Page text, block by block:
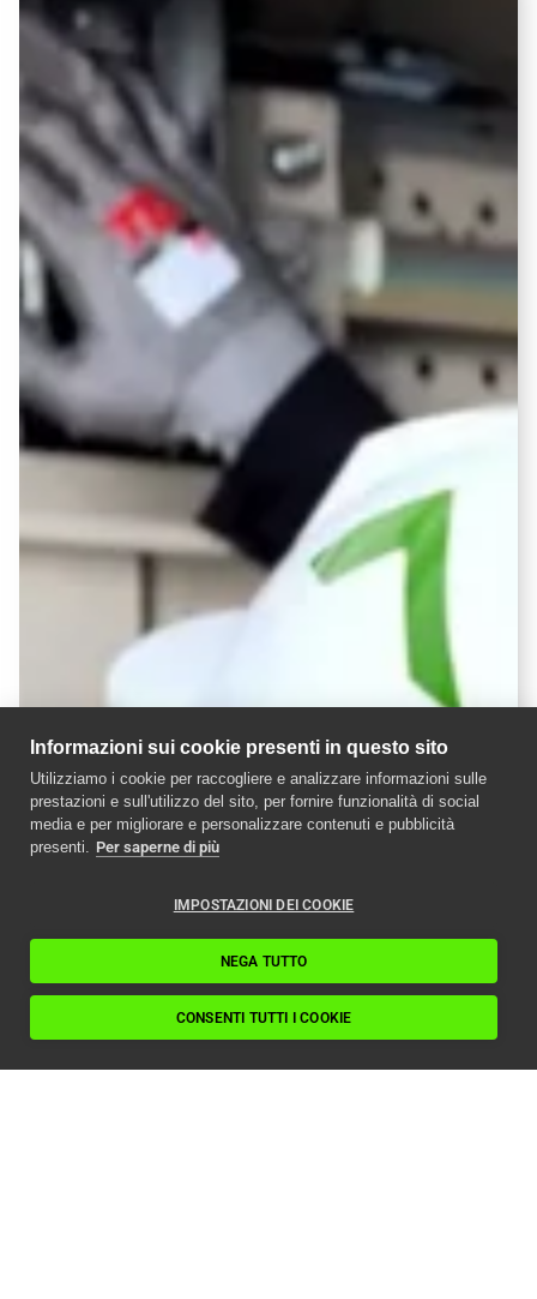
Informazioni sui cookie presenti in questo sito
Utilizziamo i cookie per raccogliere e analizzare informazioni sulle
prestazioni e sull'utilizzo del sito, per fornire funzionalità di social
media e per migliorare e personalizzare contenuti e pubblicità
presenti. Per saperne di più
IMPOSTAZIONI DEI COOKIE
NEGA TUTTO
CONSENTI TUTTI I COOKIE